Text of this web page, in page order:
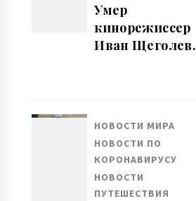
Умер
кинорежиссер
Иван Щеголев.
НОВОСТИ МИРА
НОВОСТИ ПО
КОРОНАВИРУСУ
НОВОСТИ
ПУТЕШЕСТВИЯ